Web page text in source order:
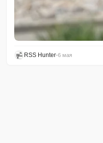
RSS Hunter•6 мая